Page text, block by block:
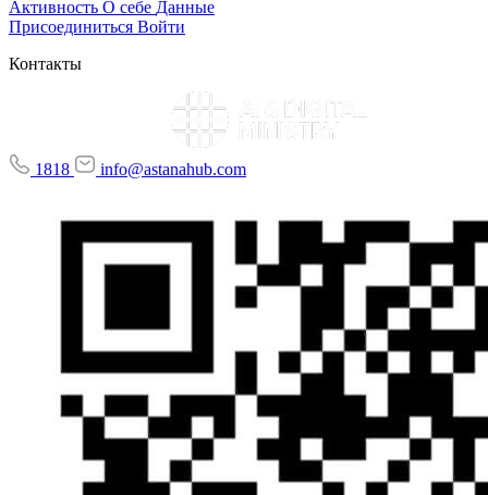
Активность О себе Данные
Присоединиться Войти
Контакты
1818 info@astanahub.com